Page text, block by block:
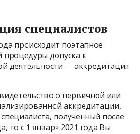
специалистов
происходит поэтапное
процедуры допуска к
деятельности — аккредитация
о первичной или
аккредитации,
полученный после
то с 1 января 2021 года Вы